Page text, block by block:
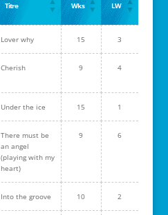
Titre Wks LW
Lover why 15 3
Cherish 9 4
Under the ice 15 1
There must be
an angel
(playing with my
heart)
9 6
Into the groove 10 2